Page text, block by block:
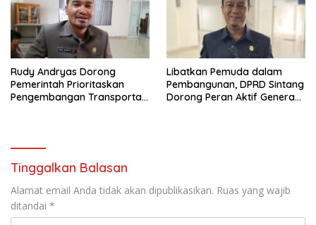
Rudy Andryas Dorong
Pemerintah Prioritaskan
Pengembangan Transportasi
Libatkan Pemuda dalam
Pembangunan, DPRD Sintang
Dorong Peran Aktif Generasi
Tinggalkan Balasan
Alamat email Anda tidak akan dipublikasikan. Ruas yang wajib
ditandai *